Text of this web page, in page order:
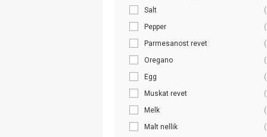
Salt
Pepper
Parmesanost revet
Oregano
Egg
Muskat revet
Melk
Malt nellik